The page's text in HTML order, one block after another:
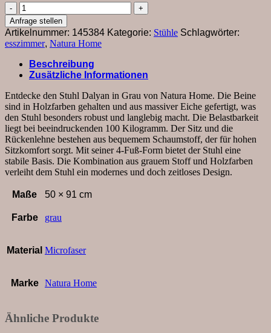
Stuhl
Dalyan
-
Stoff,
Grau
Menge
Anfrage stellen
Artikelnummer: 145384 Kategorie: Stühle Schlagwörter:
esszimmer, Natura Home
Beschreibung
Zusätzliche Informationen
Entdecke den Stuhl Dalyan in Grau von Natura Home. Die Beine
sind in Holzfarben gehalten und aus massiver Eiche gefertigt, was
den Stuhl besonders robust und langlebig macht. Die Belastbarkeit
liegt bei beeindruckenden 100 Kilogramm. Der Sitz und die
Rückenlehne bestehen aus bequemem Schaumstoff, der für hohen
Sitzkomfort sorgt. Mit seiner 4-Fuß-Form bietet der Stuhl eine
stabile Basis. Die Kombination aus grauem Stoff und Holzfarben
verleiht dem Stuhl ein modernes und doch zeitloses Design.
Maße 50 × 91 cm
Farbe grau
Material Microfaser
Marke Natura Home
Ähnliche Produkte